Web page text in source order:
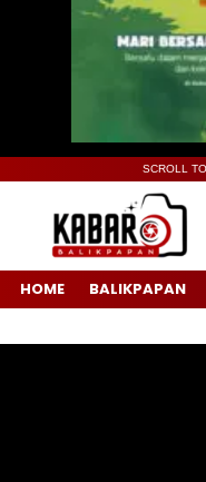
SCROLL
HOME BALIKPAPAN